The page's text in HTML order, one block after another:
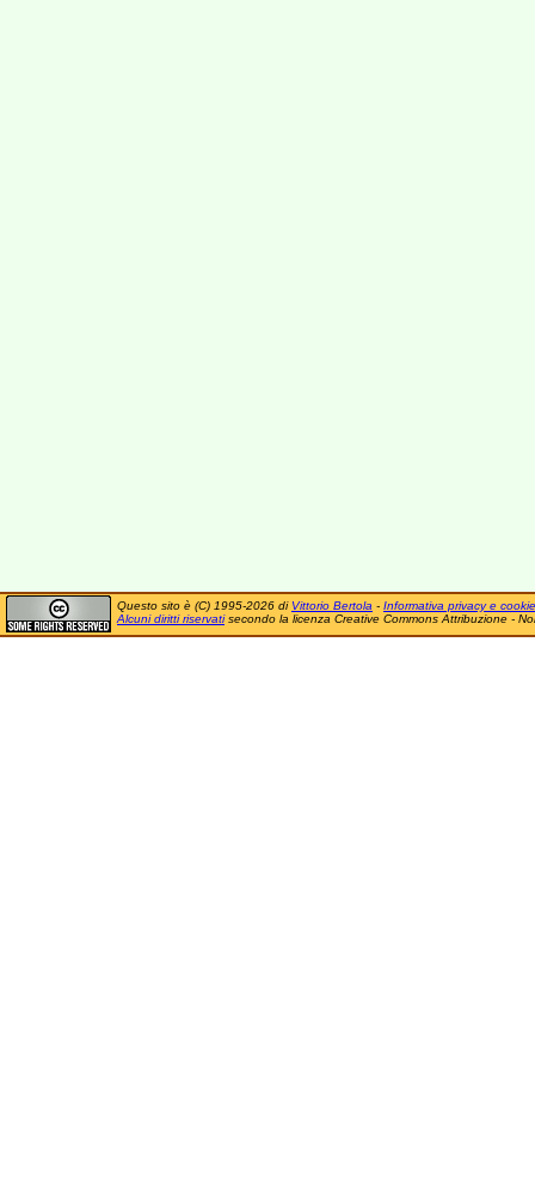
Questo sito è (C) 1995-2026 di Vittorio Bertola - Informativa privacy e cookie
Alcuni diritti riservatisecondo la licenza Creative Commons Attribuzione -